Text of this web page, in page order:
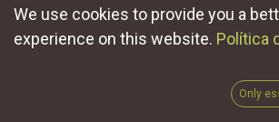
Contacte con nosotros
We use cookies to provide you a
experience on this website. Política
Only